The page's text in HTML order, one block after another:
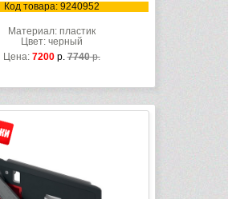
Код товара: 9240952
Материал: пластик
Цвет: черный
Цена: 7200р.7740р.